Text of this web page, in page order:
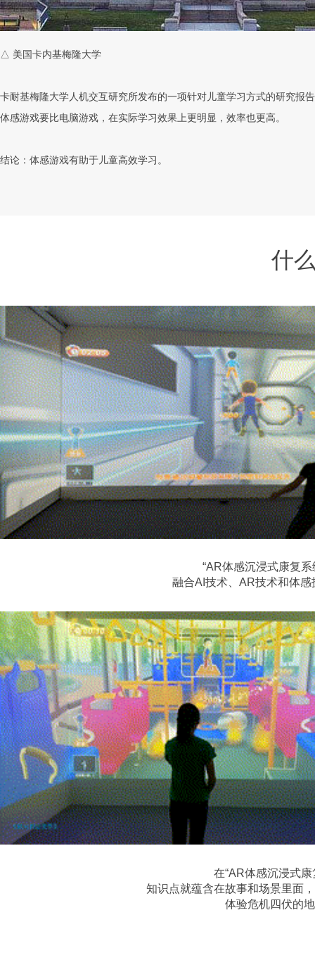
△ 美国卡内基梅隆大学
卡耐基梅隆大学人机交互研究所发布的一项针对儿童学习方式的研究报
体感游戏要比电脑游戏，在实际学习效果上更明显，效率也更高。
结论：体感游戏有助于儿童高效学习。
什
“AR体感沉浸式康复
融合AI技术、AR技术和体
在“AR体感沉浸式
知识点就蕴含在故事和场景里面
体验危机四伏的